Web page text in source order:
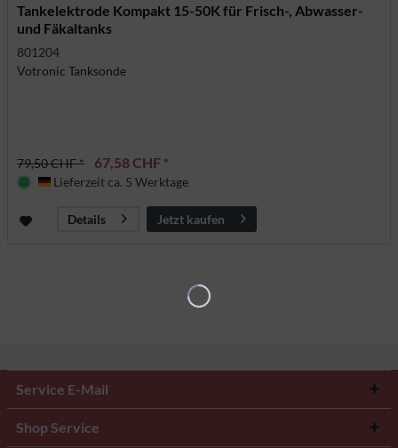
Tankelektrode Kompakt 15-50K für Frisch-, Abwasser-
und Fäkaltanks
801204
Votronic Tanksonde
79,50 CHF * 67,58 CHF *
Deutschland
Lieferzeit ca. 5 Werktage
Details Jetzt kaufen
Service E-Mail
Shop Service